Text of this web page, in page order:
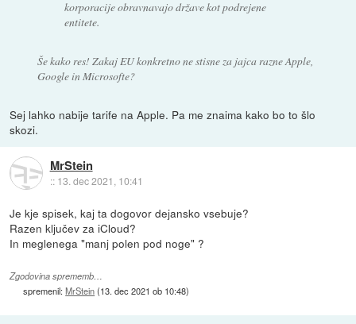
korporacije obravnavajo države kot podrejene
entitete.
Še kako res! Zakaj EU konkretno ne stisne za jajca razne Apple,
Google in Microsofte?
Sej lahko nabije tarife na Apple. Pa me znaima kako bo to šlo
skozi.
MrStein
:: 13. dec 2021, 10:41
Je kje spisek, kaj ta dogovor dejansko vsebuje?
Razen ključev za iCloud?
In meglenega "manj polen pod noge" ?
Zgodovina sprememb…
spremenil:MrStein(13. dec 2021 ob 10:48)